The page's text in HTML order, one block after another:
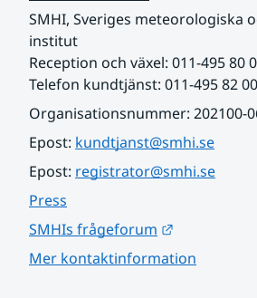
SMHI, Sveriges meteorologiska
institut
Reception och växel: 011-495 80
Telefon kundtjänst: 011-495 82 00
Organisationsnummer: 202100-
Epost: kundtjanst@smhi.se
Epost: registrator@smhi.se
Press
SMHIs frågeforum
Mer kontaktinformation